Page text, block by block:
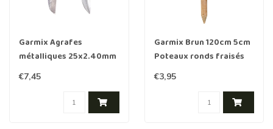
Garmix Agrafes
métalliques 25x2.40mm
250 pièces
€7,45
Garmix Brun 120cm 5cm
Poteaux ronds fraisés
Bois imprégné
€3,95